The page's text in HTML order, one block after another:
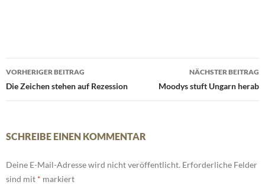
Beitrags-
Navigation
VORHERIGER BEITRAG
Die Zeichen stehen auf Rezession
NÄCHSTER BEITRAG
Moodys stuft Ungarn herab
SCHREIBE EINEN KOMMENTAR
Deine E-Mail-Adresse wird nicht veröffentlicht. Erforderliche Felder
sind mit * markiert